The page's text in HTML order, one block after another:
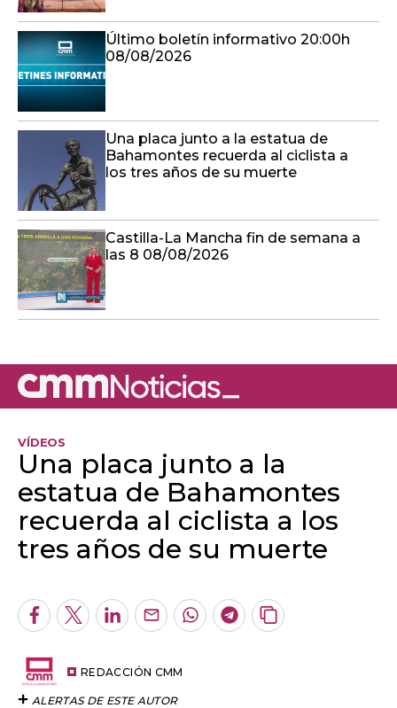
Último boletín informativo 20:00h
08/08/2026
Una placa junto a la estatua de
Bahamontes recuerda al ciclista a
los tres años de su muerte
Castilla-La Mancha fin de semana a
las 8 08/08/2026
VÍDEOS
Una placa junto a la
estatua de Bahamontes
recuerda al ciclista a los
tres años de su muerte
Algo salió mal.
Facebook
TwitterLinkedInEnviarWhatsapp
Telegram
Copiar
REDACCIÓN CMM
ALERTAS DE ESTE AUTOR